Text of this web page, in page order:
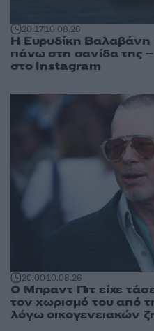
20:1710.08.26
Η Ευρυδίκη
πάνω στη σανίδα της
στο Instagram
20:0010.08.26
Ο Μπραντ Πιτ είχε
τον χωρισμό του από
λόγω οικογενειακών